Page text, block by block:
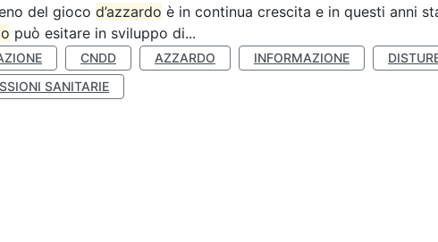
del gioco d’azzardo è in continua crescita e in questi anni
può esitare in sviluppo di...
CNDD AZZARDO INFORMAZIONE
SANITARIE